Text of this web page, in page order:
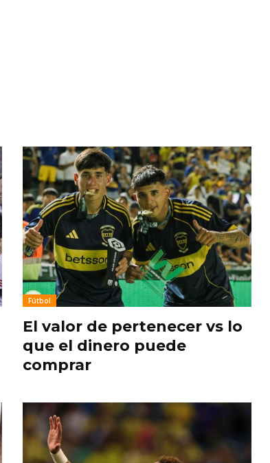
Fútbol
El valor de pertenecer vs lo
que el dinero puede
comprar